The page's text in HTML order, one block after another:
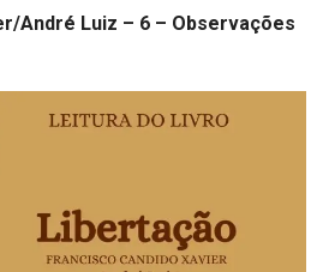
André Luiz – 6 – Observações